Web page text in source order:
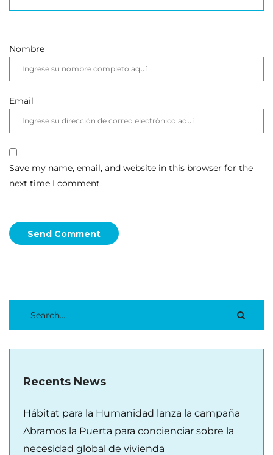
Nombre
Email
Save my name, email, and website in this browser for the
next time I comment.
Send Comment
Recents News
Hábitat para la Humanidad lanza la campaña
Abramos la Puerta para concienciar sobre la
necesidad global de vivienda